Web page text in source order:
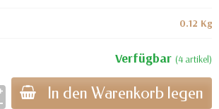
0.12 Kg
Verfügbar (4 artikel)
In den Warenkorb legen